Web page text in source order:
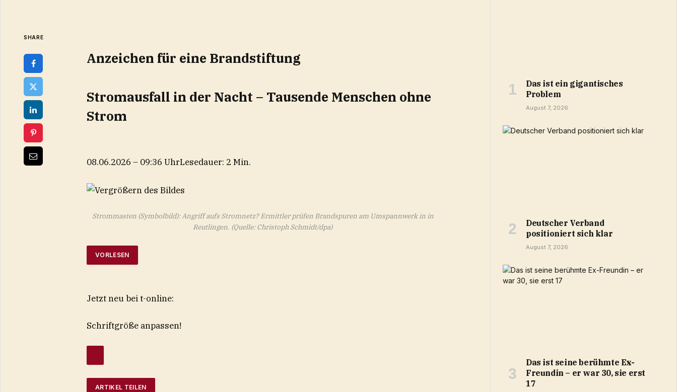
SHARE
Anzeichen für eine Brandstiftung
Stromausfall in der Nacht – Tausende Menschen ohne
Strom
08.06.2026 – 09:36 UhrLesedauer: 2 Min.
Strommasten (Symbolbild): Angriff aufs Stromnetz? Ermittler prüfen Brandspuren am Umspannwerk in in
Reutlingen. (Quelle: Christoph Schmidt/dpa)
VORLESEN
Jetzt neu bei t-online:
Schriftgröße anpassen!
ARTIKEL TEILEN
Das ist ein gigantisches
Problem
August 7, 2026
Deutscher Verband
positioniert sich klar
August 7, 2026
Das ist seine berühmte Ex-
Freundin – er war 30, sie erst
17